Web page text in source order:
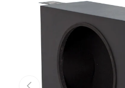
Ankstesnis